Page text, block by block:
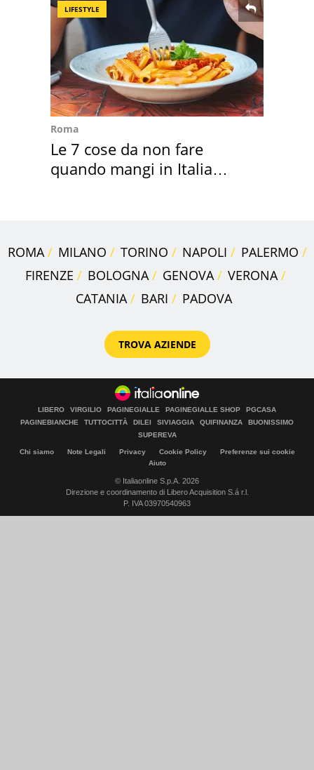
LIFESTYLE
Roma
Le 7 cose da non fare
quando mangi in Italia
ROMA MILANO TORINO NAPOLI
PALERMO
FIRENZE
BOLOGNA GENOVA
VERONA
CATANIA
BARI PADOVA
TROVA AZIENDE
LIBERO VIRGILIO PAGINEGIALLE PAGINEGIALLE SHOP
PGCASA
PAGINEBIANCHE
TUTTOCITTÀ DILEI SIVIAGGIA QUIFINANZA
BUONISSIMO
SUPEREVA
Chi siamo Note Legali Privacy Cookie Policy
Preferenze sui cookie
Aiuto
© Italiaonline S.p.A. 2026
Direzione e coordinamento di Libero Acquisition S.á r.l.
P. IVA 03970540963